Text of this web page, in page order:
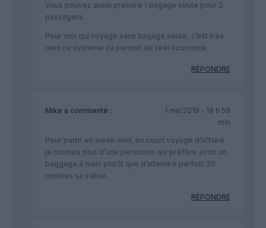
Vous pouvez aussi prendre 1 bagage soute pour 2
passagers.
Pour moi qui voyage sans bagage soute, c’est très
bien ce système ça permet de réel économie.
RÉPONDRE
Mike a commenté :
1 mai 2019 - 19 h 59
min
Pour partir en week-end, en court voyage d’affaire
je connais plus d’une personne qui préfère avoir un
baggage à main plutôt que d’attendre parfois 30
minutes sa valise.
RÉPONDRE